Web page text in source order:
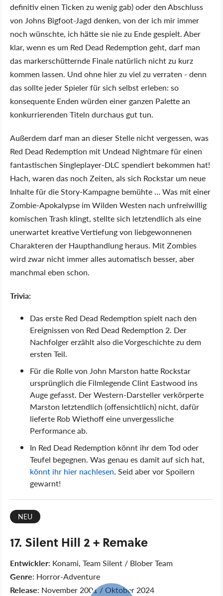
definitiv einen Ticken zu wenig gab) oder den Abschluss
von Johns Bigfoot-Jagd denken, von der ich mir immer
noch wünschte, ich hätte sie nie zu Ende gespielt. Aber
klar, wenn es um Red Dead Redemption geht, darf man
das markerschütternde Finale natürlich nicht zu kurz
kommen lassen. Und ohne hier zu viel zu verraten - denn
das sollte jeder Spieler für sich selbst erleben: so
konsequente Enden würden einer ganzen Palette an
konkurrierenden Titeln durchaus gut tun.
Außerdem darf man an dieser Stelle nicht vergessen, was
Red Dead Redemption mit Undead Nightmare für einen
fantastischen Singleplayer-DLC spendiert bekommen hat!
Hach, waren das noch Zeiten, als sich Rockstar um neue
Inhalte für die Story-Kampagne bemühte … Was mit einer
Zombie-Apokalypse im Wilden Westen nach unfreiwillig
komischen Trash klingt, stellte sich letztendlich als eine
unerwartet kreative Vertiefung von liebgewonnenen
Charakteren der Haupthandlung heraus. Mit Zombies
wird zwar nicht immer alles automatisch besser, aber
manchmal eben schon.
Trivia:
Das erste Red Dead Redemption spielt nach den
Ereignissen von Red Dead Redemption 2. Der
Nachfolger erzählt also die Vorgeschichte zu dem
ersten Teil.
Für die Rolle von John Marston hatte Rockstar
ursprünglich die Filmlegende Clint Eastwood ins
Auge gefasst. Der Western-Darsteller verkörperte
Marston letztendlich (offensichtlich) nicht, dafür
lieferte Rob Wiethoff eine unvergessliche
Performance ab.
In Red Dead Redemption könnt ihr dem Tod oder
Teufel begegnen. Was genau es damit auf sich hat,
könnt ihr hier nachlesen. Seid aber vor Spoilern
gewarnt!
NEU
17. Silent Hill 2 + Remake
Entwickler: Konami, Team Silent / Blober Team
Genre: Horror-Adventure
Release: November 2001 / Oktober 2024